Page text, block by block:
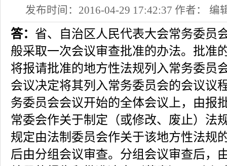
发布时间：2016-04-29 17:42:37 作者： 编
答： 省、自治区人民代表大会常务委员
般采取一次会议审查批准的办法。批准
将报请批准的地方性法规列入常务委员
会议决定将其列入常务委员会的会议议
务委员会会议开始的全体会议上，由报
常委会作关于制定（或修改、废止）法
规定由法制委员会作关于该地方性法规
后由分组会议审查。分组会议审查后，